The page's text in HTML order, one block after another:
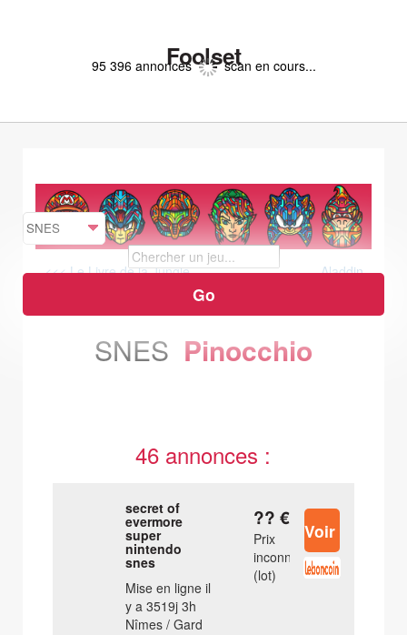
Foolset
95 396 annonces scan en cours...
<<< Le Livre de la Jungle
Aladdin
>>>
SNES Pinocchio
46 annonces :
secret of
evermore
super
nintendo
snes
Mise en ligne il
y a 3519j 3h
Nîmes / Gard
?? €
Prix
inconnu
(lot)